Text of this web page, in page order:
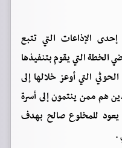
الإذاعات التي تتبع
الخطة التي يقوم بتنفيذها
التي أوعز خلالها إلى
هم ممن ينتمون إلى أسرة
للمخلوع صالح بهدف
.